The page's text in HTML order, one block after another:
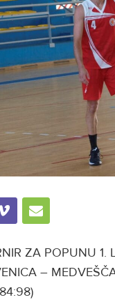
ZA POPUNU 1.
–